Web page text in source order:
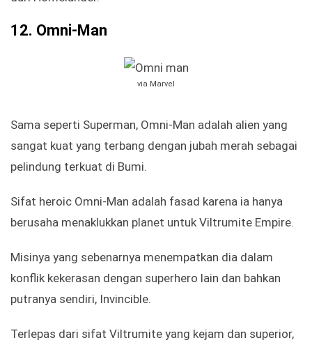
12. Omni-Man
via Marvel
Sama seperti Superman, Omni-Man adalah alien yang
sangat kuat yang terbang dengan jubah merah sebagai
pelindung terkuat di Bumi.
Sifat heroic Omni-Man adalah fasad karena ia hanya
berusaha menaklukkan planet untuk Viltrumite Empire.
Misinya yang sebenarnya menempatkan dia dalam
konflik kekerasan dengan superhero lain dan bahkan
putranya sendiri, Invincible.
Terlepas dari sifat Viltrumite yang kejam dan superior,